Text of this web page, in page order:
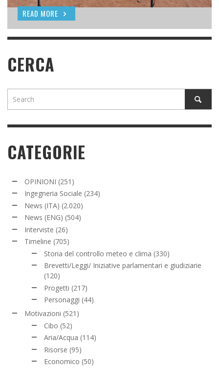
READ MORE
READ MORE
CERCA
CATEGORIE
OPINIONI (251)
Ingegneria Sociale (234)
News (ITA) (2.020)
News (ENG) (504)
Interviste (26)
Timeline (705)
Storia del controllo meteo e clima (330)
Brevetti/Leggi/ Iniziative parlamentari e giudiziarie
(120)
Progetti (217)
Personaggi (44)
Motivazioni (521)
Cibo (52)
Aria/Acqua (114)
Risorse (95)
Economico (50)